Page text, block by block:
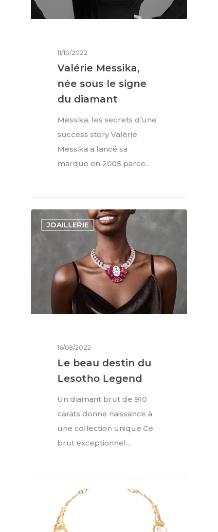
11/10/2022
Valérie Messika,
née sous le signe
du diamant
Messika, les secrets d’une
success story Valérie
Messika a lancé sa
marque en 2005 parce…
JOAILLERIE
16/08/2022
Le beau destin du
Lesotho Legend
Un diamant brut de 910
carats donne naissance à
une collection unique Ce
brut exceptionnel…
JOAILLERIE